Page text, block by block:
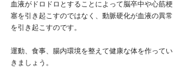
血液がドロドロとすることによって脳卒中や心筋梗
塞を引き起こすのではなく、動脈硬化が血液の異常
を引き起こすのです。
運動、食事、腸内環境を整えて健康な体を作ってい
きましょう。